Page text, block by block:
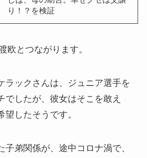
り！？を検証
欧とつながります。
ラックさんは、ジュニア選手を
でしたが、彼女はそこを敢え
したそうです。
子弟関係が、途中コロナ渦で、